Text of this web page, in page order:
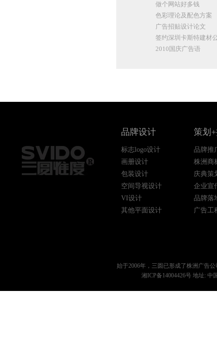
做个网站好多钱
色彩理论及配色方案
广告招贴设计论文
签约深圳卡斯特建材
2010国庆广告语
品牌设计
标志logo设计
画册设计
包装设计
空间导视设计
VI设计
其他平面设计
策划
品牌推
株洲商
庆典策
企业宣
品牌落
广告工
始于2006年，三圆已形成了株洲广告公
湘ICP备14004426号 地址: 中